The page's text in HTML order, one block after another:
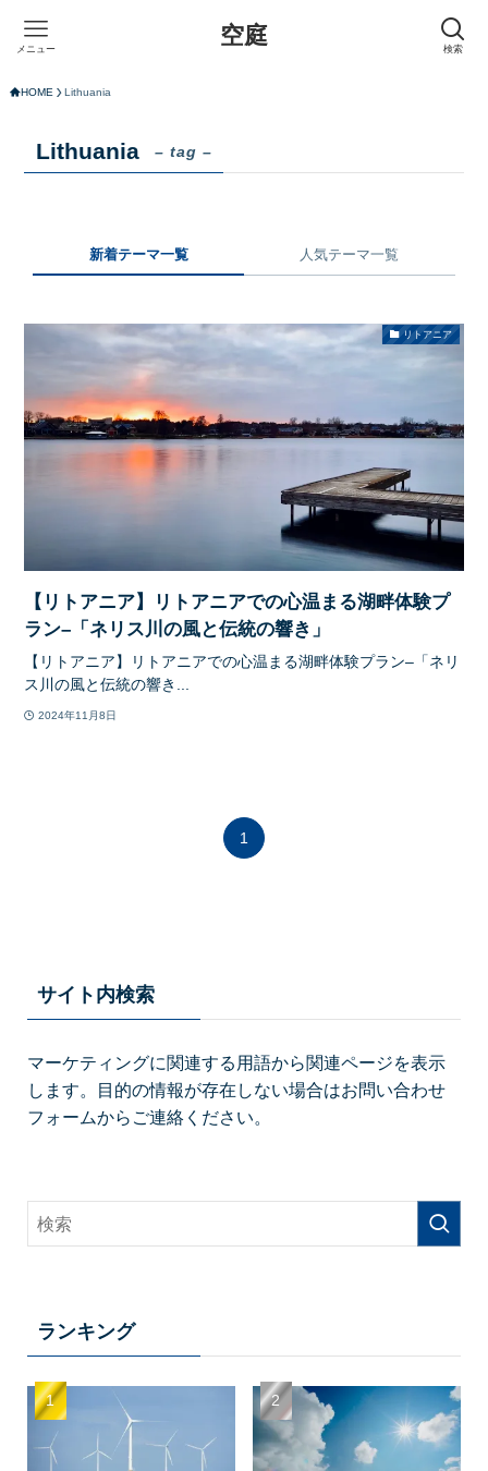
空庭 検索
メニュー
HOME Lithuania
Lithuania – tag –
新着テーマ一覧 人気テーマ一覧
リトアニア
【リトアニア】リトアニアでの心温まる湖畔体験プ
ラン–「ネリス川の風と伝統の響き」
【リトアニア】リトアニアでの心温まる湖畔体験プラン–「ネリ
ス川の風と伝統の響き...
2024年11月8日
1
サイト内検索
マーケティングに関連する用語から関連ページを表示
します。目的の情報が存在しない場合はお問い合わせ
フォームからご連絡ください。
ランキング